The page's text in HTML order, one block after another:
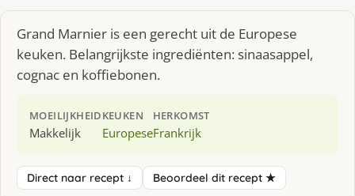
Grand Marnier is een gerecht uit de Europese
keuken. Belangrijkste ingrediënten: sinaasappel,
cognac en koffiebonen.
MOEILIJKHEID
Makkelijk
KEUKEN
Europese
HERKOMST
Frankrijk
Direct naar recept ↓ Beoordeel dit recept ★